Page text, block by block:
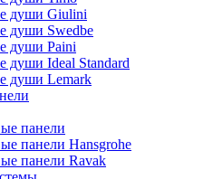
души Giulini
души Swedbe
души Paini
души Ideal Standard
души Lemark
панели
панели Hansgrohe
панели Ravak